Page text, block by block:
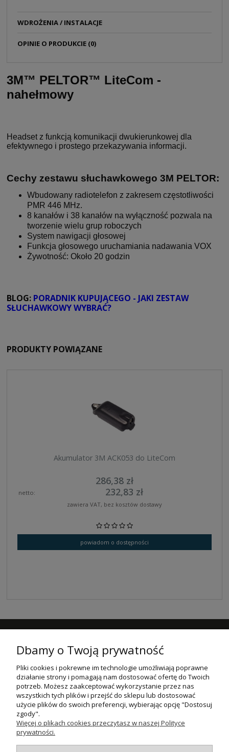
WDROŻENIA / INSTALACJE
OPINIE O PRODUKCIE (0)
3M™ PELTOR™ LiteCom -
nahełmowy
Headset z funkcją komunikacji dwukierunkowej dla
efektywnego i prostego przekazywania informacji.
Cechy zestawu słuchawkowego 3M PELTOR:
Wbudowany radiotelefon z zakresem częstotliwości
PMR 446 MHz.
8 kanałów i 38 kanałów na wyłączność pozwala na
tworzenie wielu grup roboczych
System nawigacji głosowej
Funkcja głosowego uruchamiania nadawania VOX
Żywotność: Około 20 godzin
BLOG: PORADNIK KUPUJĄCEGO - JAKI ZESTAW
SŁUCHAWKOWY WYBRAĆ?
PRODUKTY POWIĄZANE
Akumulator 3M ACK053 do LiteCom
286,38 zł
netto: 232,83 zł
zawiera VAT, bez kosztów dostawy
powiadom o dostępności
Podaj swój adres e-mail, jeżeli chcesz otrzymywać informacje o
nowościach i promocjach.
ZAPISZ SIĘ
POMOC
MOJE KONTO
Dbamy o Twoją prywatność
Pliki cookies i pokrewne im technologie umożliwiają poprawne
działanie strony i pomagają nam dostosować ofertę do Twoich
potrzeb. Możesz zaakceptować wykorzystanie przez nas
wszystkich tych plików i przejść do sklepu lub dostosować
użycie plików do swoich preferencji, wybierając opcję "Dostosuj
zgody".
Więcej o plikach cookies przeczytasz w naszej Polityce
prywatności.